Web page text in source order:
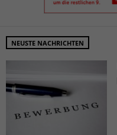
NEUSTE NACHRICHTEN